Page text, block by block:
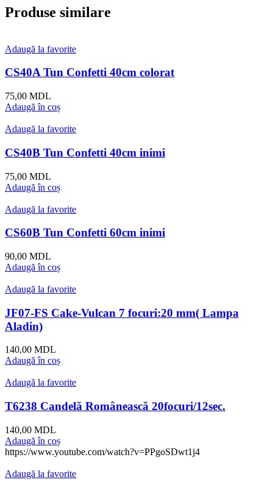
Produse similare
Adaugă la favorite
CS40A Tun Confetti 40cm colorat
75,00 MDL
Adaugă în coș
Adaugă la favorite
CS40B Tun Confetti 40cm inimi
75,00 MDL
Adaugă în coș
Adaugă la favorite
CS60B Tun Confetti 60cm inimi
90,00 MDL
Adaugă în coș
Adaugă la favorite
JF07-FS Cake-Vulcan 7 focuri:20 mm( Lampa
Aladin)
140,00 MDL
Adaugă în coș
Adaugă la favorite
T6238 Candelă Românească 20focuri/12sec.
140,00 MDL
Adaugă în coș
https://www.youtube.com/watch?v=PPgoSDwt1j4
Adaugă la favorite